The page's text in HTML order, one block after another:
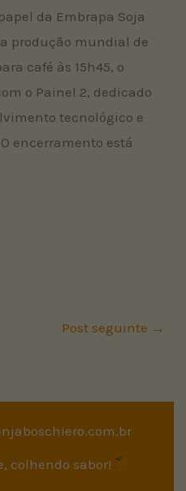
da Embrapa Soja
produção mundial de
café às 15h45, o
o Painel 2, dedicado
tecnológico e
encerramento está
Post seguinte →
colhendo sabor!